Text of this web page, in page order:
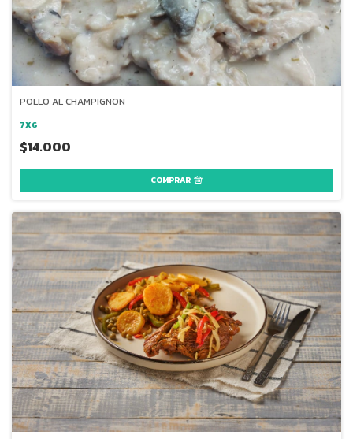
POLLO AL CHAMPIGNON
7X6
$14.000
COMPRAR